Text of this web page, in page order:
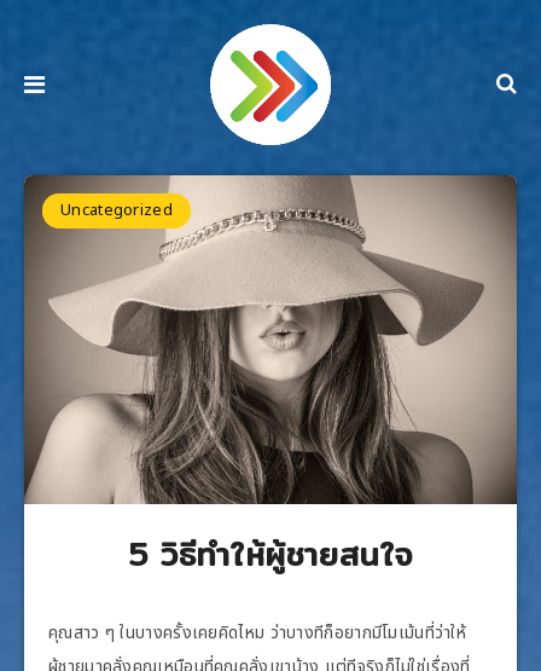
Uncategorized
5 วิธีทำให้ผู้ชายสนใจ
คุณสาว ๆ ในบางครั้งเคยคิดไหม ว่าบางทีก็อยากมีโมเม้นที่ว่าให้